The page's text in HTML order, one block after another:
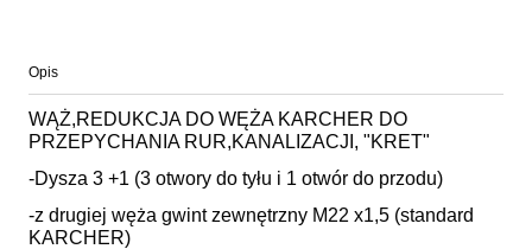
Opis
WĄŻ,REDUKCJA DO WĘŻA KARCHER DO
PRZEPYCHANIA RUR,KANALIZACJI, "KRET"
-Dysza 3 +1 (3 otwory do tyłu i 1 otwór do przodu)
-z drugiej węża gwint zewnętrzny M22 x1,5 (standard
KARCHER)